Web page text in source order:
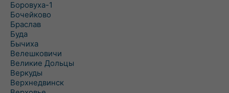
Боровуха-1
Бочейково
Браслав
Буда
Бычиха
Велешковичи
Великие Дольцы
Веркуды
Верхнедвинск